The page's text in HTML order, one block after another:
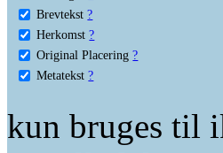
Brevtekst ?
Herkomst ?
Original Placering ?
Metatekst ?
kun bruges til